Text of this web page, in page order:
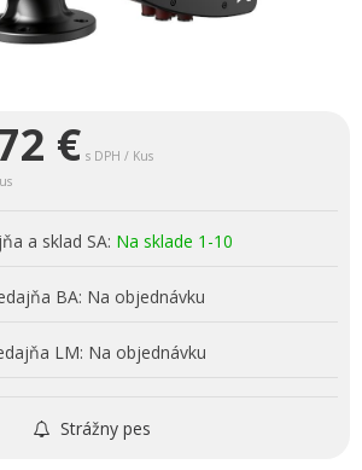
€ s DPH / Kus
a sklad SA: Na sklade 1-10
BA: Na objednávku
LM: Na objednávku
Strážny pes